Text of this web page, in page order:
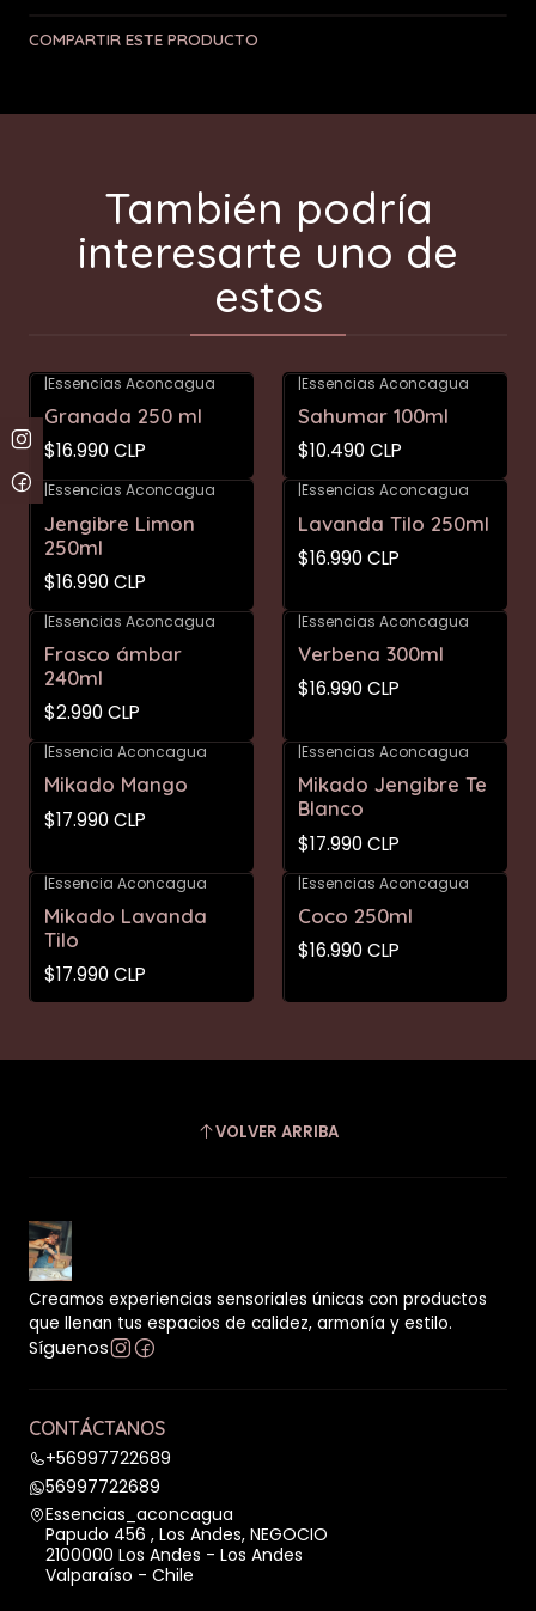
COMPARTIR ESTE PRODUCTO
También podría
interesarte uno de
estos
|Essencias Aconcagua
Granada 250 ml
$16.990 CLP
|Essencias Aconcagua
Sahumar 100ml
$10.490 CLP
|Essencias Aconcagua
Jengibre Limon
250ml
$16.990 CLP
|Essencias Aconcagua
Lavanda Tilo 250ml
$16.990 CLP
|Essencias Aconcagua
Frasco ámbar
240ml
$2.990 CLP
|Essencias Aconcagua
Verbena 300ml
$16.990 CLP
|Essencia Aconcagua
Mikado Mango
$17.990 CLP
|Essencias Aconcagua
Mikado Jengibre Te
Blanco
$17.990 CLP
|Essencia Aconcagua
Mikado Lavanda
Tilo
$17.990 CLP
|Essencias Aconcagua
Coco 250ml
$16.990 CLP
VOLVER ARRIBA
Creamos experiencias sensoriales únicas con productos
que llenan tus espacios de calidez, armonía y estilo.
Síguenos
CONTÁCTANOS
+56997722689
56997722689
Essencias_aconcagua
Papudo 456 , Los Andes, NEGOCIO
2100000 Los Andes - Los Andes
Valparaíso - Chile